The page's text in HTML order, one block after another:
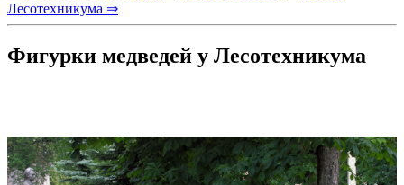
Лесотехникума ⇒
Фигурки медведей у Лесотехникума